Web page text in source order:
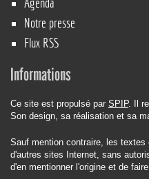
Agenda
Notre presse
Flux RSS
Informations
Ce site est propulsé par SPIP. Il
Son design, sa réalisation et sa
Sauf mention contraire, les
d'autres sites Internet, sans
d'en mentionner l'origine et de